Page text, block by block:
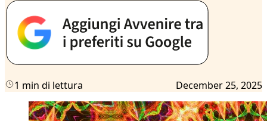
1 min di lettura December 25, 2025